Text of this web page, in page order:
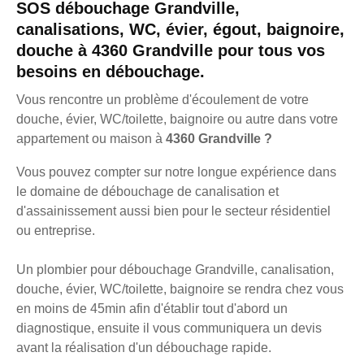
SOS débouchage Grandville,
canalisations, WC, évier, égout, baignoire,
douche à 4360 Grandville pour tous vos
besoins en débouchage.
Vous rencontre un problème d'écoulement de votre
douche, évier, WC/toilette, baignoire ou autre dans votre
appartement ou maison à 4360 Grandville ?
Vous pouvez compter sur notre longue expérience dans
le domaine de débouchage de canalisation et
d'assainissement aussi bien pour le secteur résidentiel
ou entreprise.
Un plombier pour débouchage Grandville, canalisation,
douche, évier, WC/toilette, baignoire se rendra chez vous
en moins de 45min afin d'établir tout d'abord un
diagnostique, ensuite il vous communiquera un devis
avant la réalisation d'un débouchage rapide.